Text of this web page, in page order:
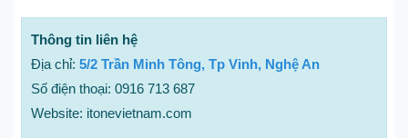
Thông tin liên hệ
Địa chỉ: 5/2 Trần Minh Tông, Tp Vinh, Nghệ An
Số điện thoại: 0916 713 687
Website: itonevietnam.com